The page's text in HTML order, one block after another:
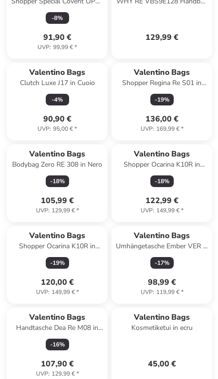
in Beige
-8%
91,90 €
UVP: 99,99 €*
129,99 €
Valentino Bags
Clutch Luxe J17 in Cuoio
-4%
90,90 €
UVP: 95,00 €*
Valentino Bags
Shopper Regina Re S01 in
Moro/Naturale
-19%
136,00 €
UVP: 169,99 €*
Valentino Bags
Bodybag Zero RE 308 in Nero
-18%
105,99 €
UVP: 129,99 €*
Valentino Bags
Shopper Ocarina K10R in
Beige
-18%
122,99 €
UVP: 149,99 €*
Valentino Bags
Shopper Ocarina K10R in
Cipria
-19%
120,00 €
UVP: 149,99 €*
Valentino Bags
Umhängetasche Ember VER in
Nero
-17%
98,99 €
UVP: 119,99 €*
Valentino Bags
Handtasche Dea Re M08 in
Nero
-16%
107,90 €
UVP: 129,99 €*
Valentino Bags
Kosmetiketui in ecru
45,00 €